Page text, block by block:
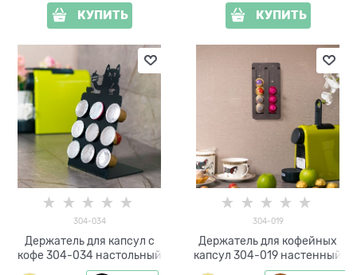
КУПИТЬ КУПИТЬ
304-034
Держатель для капсул с
кофе 304-034 настольный
304-019
Держатель для кофейных
капсул 304-019 настенный